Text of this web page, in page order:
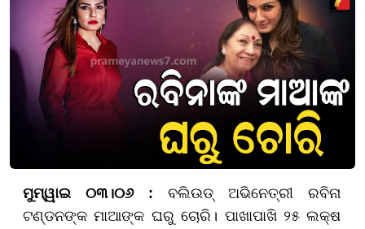
ମୁମ୍ୱାଇ ୦୩।୦୬ :ବଲିଉଡ୍ ଅଭିନେତ୍ରୀ ରବିନା
ଟଣ୍ଡନଙ୍କ ମାଆଙ୍କ ଘରୁ ଚୋରି। ପାଖାପାଖି ୨୫ ଲକ୍ଷ